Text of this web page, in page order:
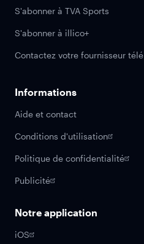
S'abonner à TVA Sports
S'abonner à illico+
Contactez votre fournisseur télé
Informations
Aide et contact
Conditions d'utilisation
Politique de confidentialité
Publicité
Notre application
iOS